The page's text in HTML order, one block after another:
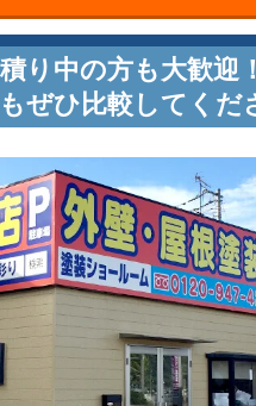
り中の方も大歓迎
ぜひ比較してくだ